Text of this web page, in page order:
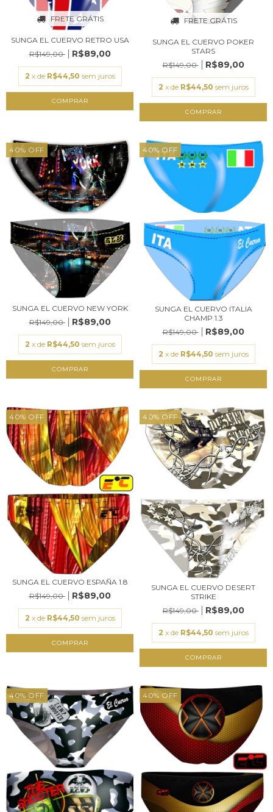
FRETE GRÁTIS
SUNGA EL CUERVO RETRO USA
R$149,00
R$89,00
2 x de R$44,50 sem juros
COMPRAR
FRETE GRÁTIS
SUNGA EL CUERVO POKER
STARS
R$149,00
R$89,00
2 x de R$44,50 sem juros
COMPRAR
40% OFF
SUNGA EL CUERVO NEW YORK
R$149,00
R$89,00
2 x de R$44,50 sem juros
COMPRAR
40% OFF
SUNGA EL CUERVO ITALIA
CHAMP 1.3
R$149,00
R$89,00
2 x de R$44,50 sem juros
COMPRAR
40% OFF
SUNGA EL CUERVO ESPAÑA 1.8
R$149,00
R$89,00
2 x de R$44,50 sem juros
COMPRAR
40% OFF
SUNGA EL CUERVO DESERT
STRIKE
R$149,00
R$89,00
2 x de R$44,50 sem juros
COMPRAR
40% OFF 40% OFF